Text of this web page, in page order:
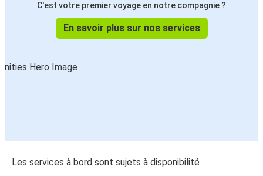
C'est votre premier voyage en notre compagnie ?
En savoir plus sur nos services
Les services à bord sont sujets à disponibilité